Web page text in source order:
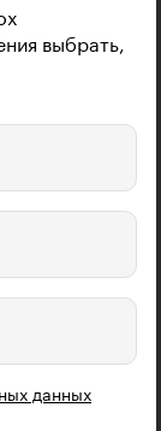
выбрать,
данных